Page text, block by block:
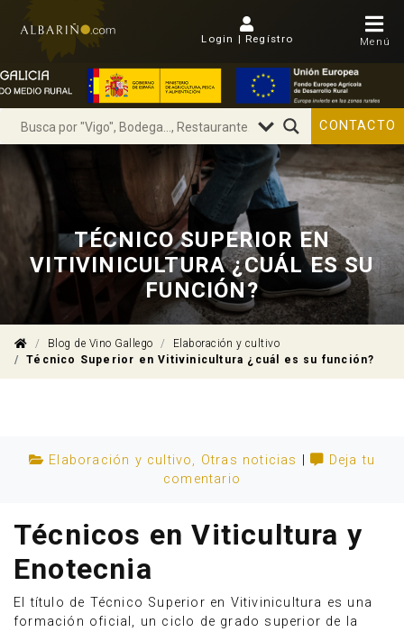
Login | Regístro Menú
CONTACTO
TÉCNICO SUPERIOR EN
VITIVINICULTURA ¿CUÁL ES SU
FUNCIÓN?
Blog de Vino Gallego
Elaboración y cultivo
Técnico Superior en Vitivinicultura ¿cuál es su función?
Elaboración y cultivo, Otras noticias |
Deja tu
comentario
Técnicos en Viticultura y
Enotecnia
El título de Técnico Superior en Vitivinicultura es una
formación oficial, un ciclo de grado superior de la